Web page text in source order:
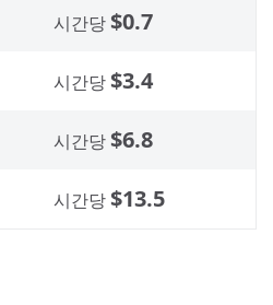
시간당 $0.7
시간당 $3.4
시간당 $6.8
시간당 $13.5